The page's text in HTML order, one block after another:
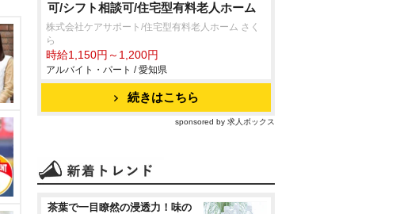
可/シフト相談可/住宅型有料老人ホーム
株式会社ケアサポート/住宅型有料老人ホーム さく
ら
時給1,150円～1,200円
アルバイト・パート / 愛知県
続きはこちら
sponsored by 求人ボックス
茶葉で一目瞭然の浸透力！味の